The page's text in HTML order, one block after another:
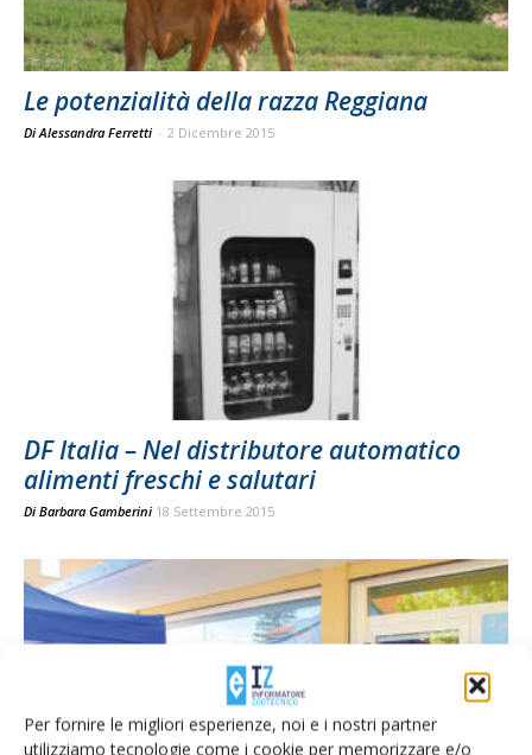
Per fornire le migliori esperienze, noi e i nostri partner
utilizziamo tecnologie come i cookie per memorizzare e/o
Le potenzialità della razza Reggiana
Di Alessandra Ferretti - 2 Dicembre 2015
DF Italia – Nel distributore automatico
alimenti freschi e salutari
Di Barbara Gamberini 18 Settembre 2015